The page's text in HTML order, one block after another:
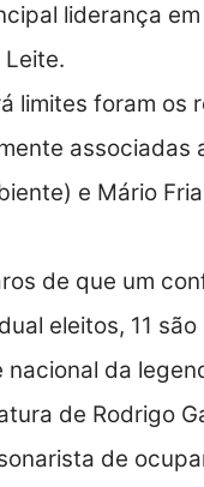
liderança
limites foram os
associadas
e Mário
de que um
eleitos, 11
da
de Rodrigo
de